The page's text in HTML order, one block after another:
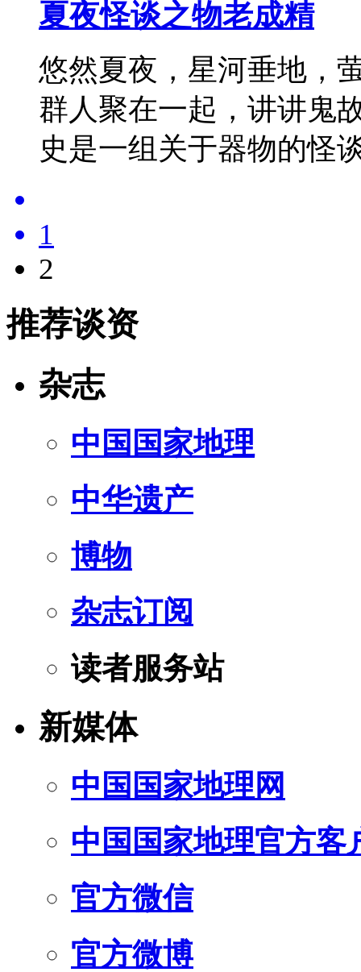
夏夜怪谈之物老成精
悠然夏夜，星河垂地，
群人聚在一起，讲讲鬼
史是一组关于器物的
1
2
推荐谈资
杂志
中国国家地理
中华遗产
博物
杂志订阅
读者服务站
新媒体
中国国家地理网
中国国家地理官方客
官方微信
官方微博